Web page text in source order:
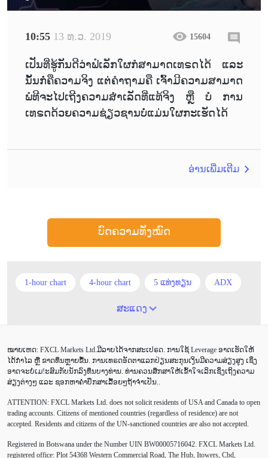
10:55 13 ທ.ວ. 2019 15604
ເປັນທີ່ຮູ້ກັນດີວ່າຟໍເລັກໃຜກໍສາມາດເທຣດໄດ້ ແລະ
ນັ້ນກໍ່ຄືຄວາມຈິງ ແຕ່ຄຳຖາມຄື ເຈົ້າມີຄວາມສາມາດ
ພໍທີຈະໄປເຖີງຄວາມສຳເລັດທີ່ແທ້ຈິງ ຫຼື ບໍ່ ການ
ເທຣດດ້ວຍຄວາມຊ່ຽວຊານບໍ່ແມ່ນໃຜກະເຮັດໄດ້
ອ່ານເພີ່ມເຕີມ
ບົດຄວາມທັງໝົດ
1-hour chart 4-hour chart 5 ແທ່ງທຽນ ADX
Alexander Elder
Buy Stop CAD CHF COVID-19 CPI
Canadian dollar Charles Dow
Chinese Yuan Correlation Matrix D1 DailyFX
Default mode network Doji EA EA ເຊີງລຸກ
ECB ECN EMA EUR EUR/AUD
ສະແດງ
ໝາຍເຫດ: FXCL Markets Ltd.ມີລາຍໄດ້ຈາກສະເປຣດ. ການໃຊ້ Leverage ອາດເຮັດໃຫ້
ໄດ້ກຳໄລ ຫຼື ຂາດທຶນຫຼາຍຂື້ນ. ການເທຣດອັດຕາແລກປ່ຽນສະກຸນເງິນມີຄວາມສ່ຽງສູງ ເຊິ່ງ
ອາດຈະບໍ່ເມ!ະສົມກັບນັກລົງທຶນບາງທ່ານ. ທ່ານຄວນສຶກສາໃຫ້ເຂົ້າໃຈເລິກເຊິ່ງເຖິງຄວາມ
ສ່ຽງຕ່າງໆ ແລະ ຊອກຫາຄຳປຶກສາເລື້ອຍໆຖ້າຈຳເປັນ..
ATTENTION: FXCL Markets Ltd. does not solicit residents of USA and Canada to open
trading accounts. Citizens of mentioned countries (regardless of residence) are not
accepted. Residents and citizens of the UN-sanctioned countries are also not accepted.
Registered in Botswana under the Number UIN BW00005716042. FXCL Markets Ltd.
registered office: Plot 54368 Western Commercial Road, The Hub, Itowers, Cbd,